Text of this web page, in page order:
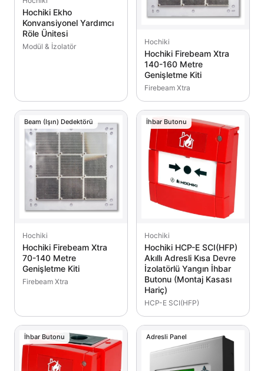
Hochiki Ekho
Konvansiyonel Yardımcı
Röle Ünitesi
Modül & İzolatör
Hochiki
Hochiki Firebeam Xtra
140-160 Metre
Genişletme Kiti
Firebeam Xtra
Beam (Işın) Dedektörü
Hochiki
Hochiki Firebeam Xtra
70-140 Metre
Genişletme Kiti
Firebeam Xtra
İhbar Butonu
Hochiki
Hochiki HCP-E SCI(HFP)
Akıllı Adresli Kısa Devre
İzolatörlü Yangın İhbar
Butonu (Montaj Kasası
Hariç)
HCP-E SCI(HFP)
İhbar Butonu Adresli Panel